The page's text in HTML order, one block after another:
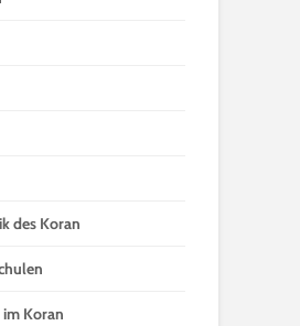
des Koran
im Koran